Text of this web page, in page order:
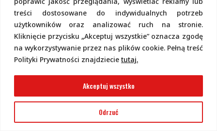
treści dostosowane do indywidualnych potrzeb
użytkowników oraz analizować ruch na stronie.
Kliknięcie przycisku „Akceptuj wszystkie” oznacza zgodę
na wykorzystywanie przez nas plików cookie. Pełną treść
Polityki Prywatności znajdziecie tutaj.
Odrzuć
Akceptuj wszystko
zwiększenia czytelności kodu przez
automatyczne „standardowe”
formatowanie programu według
ogólnych zasad. Aby tak sformatować
napisany szkic wybierz:
Nie szczędź też komentarzy, które
powinny możliwie jasno opisywać
zarówno działanie programu, jak i
poszczególnych instrukcji. Jasne i